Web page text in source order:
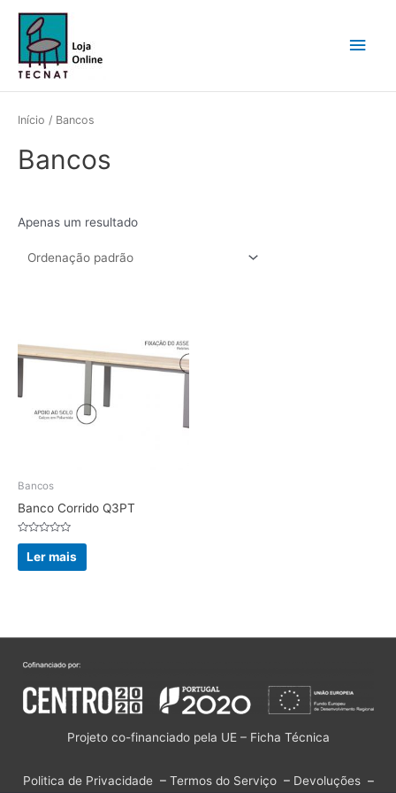
content
Início / Bancos
Bancos
Apenas um resultado
Bancos
Banco Corrido Q3PT
Avaliação
de
5
Ler mais
Projeto co-financiado pela UE – Ficha Técnica
Politica de Privacidade– Termos do Serviço– Devoluções–